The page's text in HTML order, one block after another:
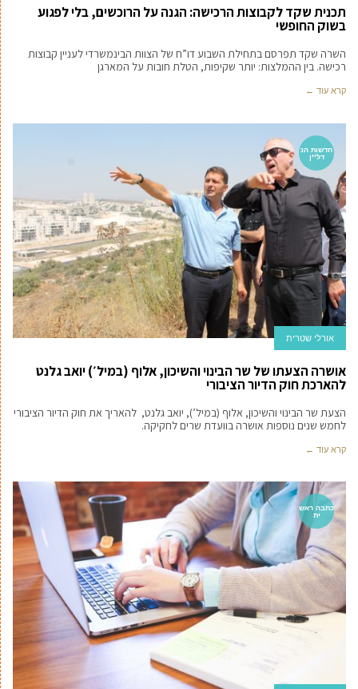
תכנית שקד לקבוצות הרכישה: הגנה על הרוכשים, בלי לפגוע
בשוק החופשי
השרה שקד תפרסם בתחילת השבוע דו”ח של הצוות הבינמשרדי לעניין קבוצות
רכישה. בין ההמלצות: יותר שקיפות, הטלת חובות על המארגן
קרא עוד ←
חדשות הנ
דל''ן
אורלי שטרית
אושרה הצעתו של שר הבינוי והשיכון, אלוף (במיל׳) יואב גלנט
להארכת חוק הדיור הציבורי
הצעת שר הבינוי והשיכון, אלוף (במיל’), יואב גלנט, להאריך את חוק הדיור הציבורי
לחמש שנים נוספות אושרה בוועדת שרים לחקיקה.
קרא עוד ←
כתבה ראש
ית